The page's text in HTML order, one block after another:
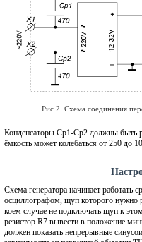
Рис.2. Схема соединения
Конденсаторы Cp1-Cp2 должны быть
ёмкость может колебаться от 250 до
Схема генератора начинает работать
осциллографом, щуп которого нужно
коем случае не подключать щуп к
резистор R7 вывести в положение
должен показать непрерывные